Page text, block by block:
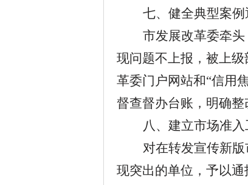
七、健全典型案
市发展改革委牵
现问题不上报，被上
革委门户网站和“信用
督查督办台账，明确整
八、建立市场准
对在转发宣传新
现突出的单位，予以